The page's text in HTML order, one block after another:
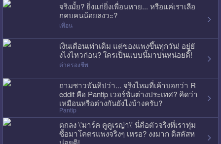
จริงมั้ย? ยิ่งแก่ยิ่งเพื่อนหาย... หรือแค่เราเลือ
กคบคนน้อยลงวะ?
เพื่อน
เงินเดือนเท่าเดิม แต่ของแพงขึ้นทุกวัน! อยู่ยั
งไงไหวก่อน? ใครเป็นแบบนี้มาบ่นหน่อยดิ๊!
ค่าครองชีพ
ถามชาวพันทิปว่า... จริงไหมที่เค้าบอกว่า R
eddit คือ Pantip เวอร์ชั่นต่างประเทศ? คิดว่า
เหมือนหรือต่างกันยังไงบ้างครับ?
Pantip
ตกลง \'มาร์ค คูคูเรญ่า\' นี่คือตัวจริงที่เราทุ่ม
ซื้อมาโคตรแพงจริงๆ เหรอ? งงมาก ดิสคัสห